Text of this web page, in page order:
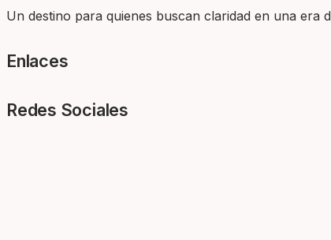
Un destino para quienes buscan claridad en una era
Enlaces
Redes Sociales